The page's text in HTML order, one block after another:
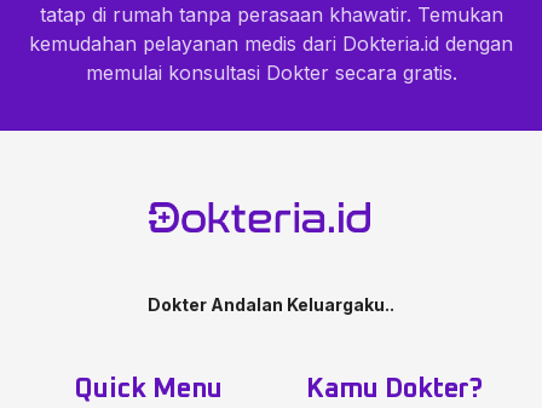
tatap di rumah tanpa perasaan khawatir. Temukan
kemudahan pelayanan medis dari Dokteria.id dengan
memulai konsultasi Dokter secara gratis.
Dokter Andalan Keluargaku..
Quick Menu Kamu Dokter?